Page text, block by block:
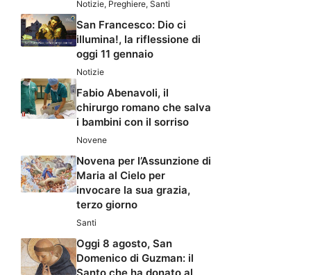
Notizie, Preghiere, Santi
San Francesco: Dio ci
illumina!, la riflessione di
oggi 11 gennaio
Notizie
Fabio Abenavoli, il
chirurgo romano che salva
i bambini con il sorriso
Novene
Novena per l’Assunzione di
Maria al Cielo per
invocare la sua grazia,
terzo giorno
Santi
Oggi 8 agosto, San
Domenico di Guzman: il